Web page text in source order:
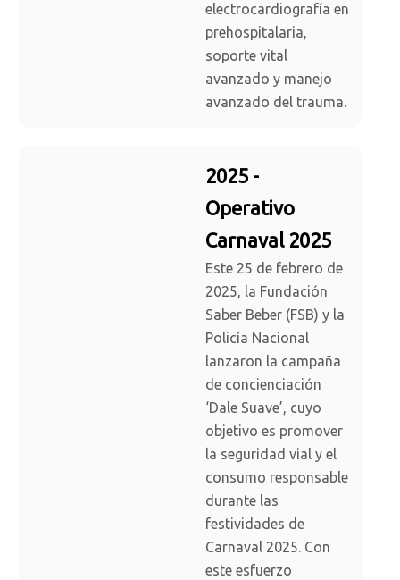
electrocardiografía en
prehospitalaria,
soporte vital
avanzado y manejo
avanzado del trauma.
2025 -
Operativo
Carnaval 2025
Este 25 de febrero de
2025, la Fundación
Saber Beber (FSB) y la
Policía Nacional
lanzaron la campaña
de concienciación
‘Dale Suave’, cuyo
objetivo es promover
la seguridad vial y el
consumo responsable
durante las
festividades de
Carnaval 2025. Con
este esfuerzo